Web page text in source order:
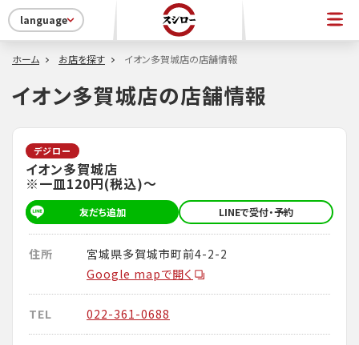
language
ホーム お店を探す イオン多賀城店の店舗情報
イオン多賀城店の店舗情報
デジロー
イオン多賀城店
※一皿120円(税込)～
友だち追加 LINEで受付・予約
住所
宮城県多賀城市町前4-2-2
Google mapで開く
TEL 022-361-0688